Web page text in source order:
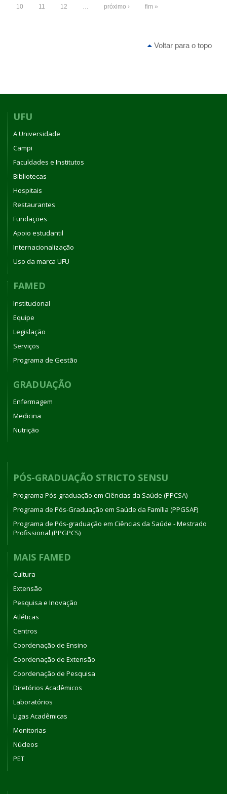
10 11 12 … próximo › fim »
Voltar para o topo
UFU
A Universidade
Campi
Faculdades e Institutos
Bibliotecas
Hospitais
Restaurantes
Fundações
Apoio estudantil
Internacionalização
Uso da marca UFU
FAMED
Institucional
Equipe
Legislação
Serviços
Programa de Gestão
GRADUAÇÃO
Enfermagem
Medicina
Nutrição
PÓS-GRADUAÇÃO STRICTO SENSU
Programa Pós-graduação em Ciências da Saúde (PPCSA)
Programa de Pós-Graduação em Saúde da Família (PPGSAF)
Programa de Pós-graduação em Ciências da Saúde - Mestrado
Profissional (PPGPCS)
MAIS FAMED
Cultura
Extensão
Pesquisa e Inovação
Atléticas
Centros
Coordenação de Ensino
Coordenação de Extensão
Coordenação de Pesquisa
Diretórios Acadêmicos
Laboratórios
Ligas Acadêmicas
Monitorias
Núcleos
PET